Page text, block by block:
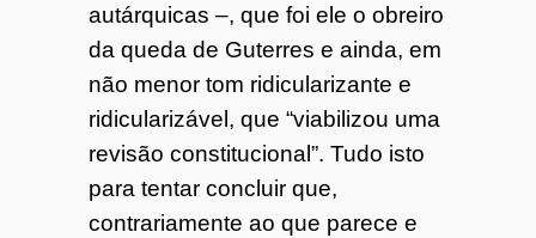
autárquicas –, que foi ele o obreiro
da queda de Guterres e ainda, em
não menor tom ridicularizante e
ridicularizável, que “viabilizou uma
revisão constitucional”. Tudo isto
para tentar concluir que,
contrariamente ao que parece e